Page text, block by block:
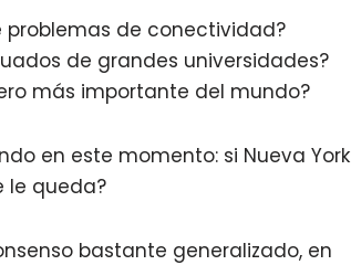
problemas de conectividad?
de grandes universidades?
más importante del mundo?
en este momento: si Nueva York
le queda?
bastante generalizado, en